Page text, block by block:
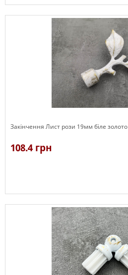
Закінчення Лист рози 19мм біле золото
108.4 грн